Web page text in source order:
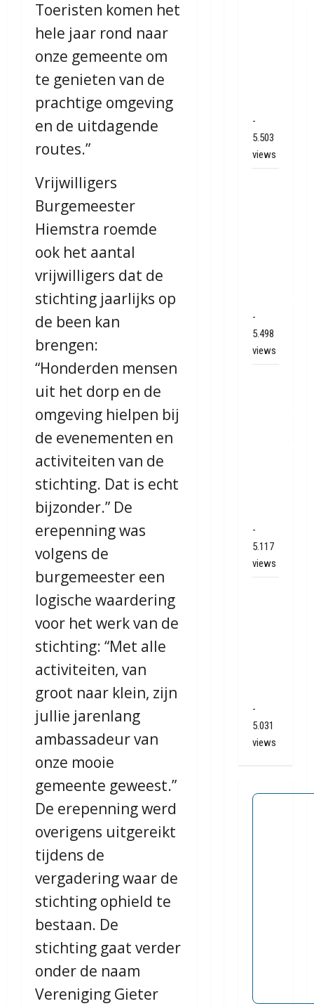
Toeristen komen het
hele jaar rond naar
onze gemeente om
te genieten van de
prachtige omgeving
en de uitdagende
routes.”
Vrijwilligers
Burgemeester
Hiemstra roemde
ook het aantal
vrijwilligers dat de
stichting jaarlijks op
de been kan
brengen:
“Honderden mensen
uit het dorp en de
omgeving hielpen bij
de evenementen en
activiteiten van de
stichting. Dat is echt
bijzonder.” De
erepenning was
volgens de
burgemeester een
logische waardering
voor het werk van de
stichting: “Met alle
activiteiten, van
groot naar klein, zijn
jullie jarenlang
ambassadeur van
onze mooie
gemeente geweest.”
De erepenning werd
overigens uitgereikt
tijdens de
vergadering waar de
stichting ophield te
bestaan. De
stichting gaat verder
onder de naam
Vereniging Gieter
-
5.503
views
-
5.498
views
-
5.117
views
-
5.031
views